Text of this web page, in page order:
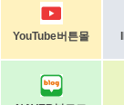
YouTube버튼몰